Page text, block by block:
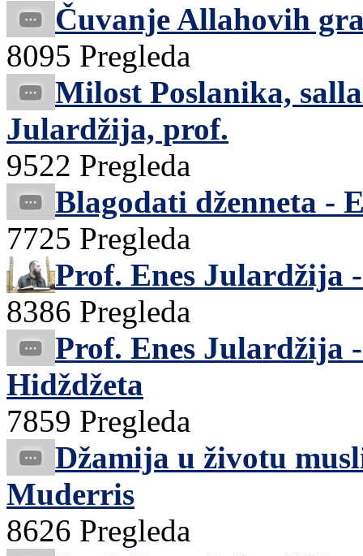
Čuvanje Allahovih
8095 Pregleda
Milost Poslanika,
Julardžija, prof.
9522 Pregleda
Blagodati dženneta -
7725 Pregleda
Prof. Enes Julardžija
8386 Pregleda
Prof. Enes Julardžija
Hidždžeta
7859 Pregleda
Džamija u životu
Muderris
8626 Pregleda